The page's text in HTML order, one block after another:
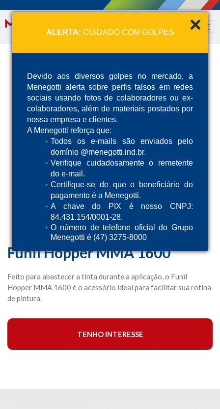
ALERTA: CUIDADO COM GOLPES
Devido aos diversos golpes no mercado, a
Menegotti alerta sobre perfis falsos em redes
sociais usando fotos de colaboradores ou ex-
colaboradores, além de materiais postados por
nossa empresa e clientes.
A Menegotti reforça que:
Todos os e-mails são enviados pelo
domínio @menegotti.ind.br.
Verifique cuidadosamente o remetente
do e-mail.
Certifique-se de que o beneficiário do
pagamento é a Menegotti.
A chave do PIX é nosso CNPJ:
84.431.154/0001-28.
O número de telefone oficial do Grupo
Menegotti é (47) 3275-8000
Funil Hopper MMA 1600
Feito para abastecer a tinta durante a aplicação, o Funil
Hopper MMA 1600 é o acessório ideal para facilitar sua rotina
de pintura.
TENHO INTERESSE